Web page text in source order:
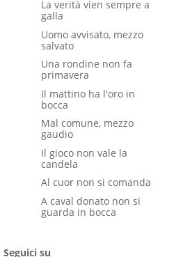
La verità vien sempre a
galla
Uomo avvisato, mezzo
salvato
Una rondine non fa
primavera
Il mattino ha l'oro in
bocca
Mal comune, mezzo
gaudio
Il gioco non vale la
candela
Al cuor non si comanda
A caval donato non si
guarda in bocca
Seguici su